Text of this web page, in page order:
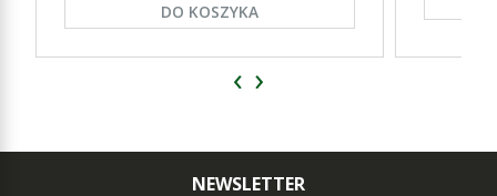
DO KOSZYKA
‹ ›
NEWSLETTER